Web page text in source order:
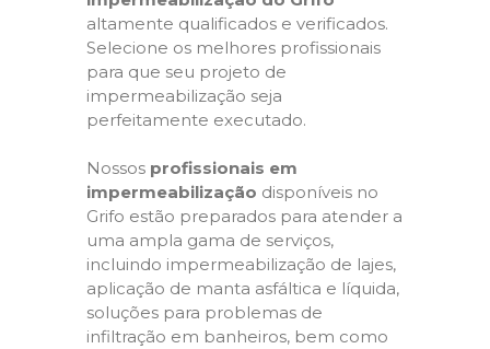
altamente qualificados e verificados.
Selecione os melhores profissionais
para que seu projeto de
impermeabilização seja
perfeitamente executado.
Nossos profissionais em
impermeabilização disponíveis no
Grifo estão preparados para atender a
uma ampla gama de serviços,
incluindo impermeabilização de lajes,
aplicação de manta asfáltica e líquida,
soluções para problemas de
infiltração em banheiros, bem como